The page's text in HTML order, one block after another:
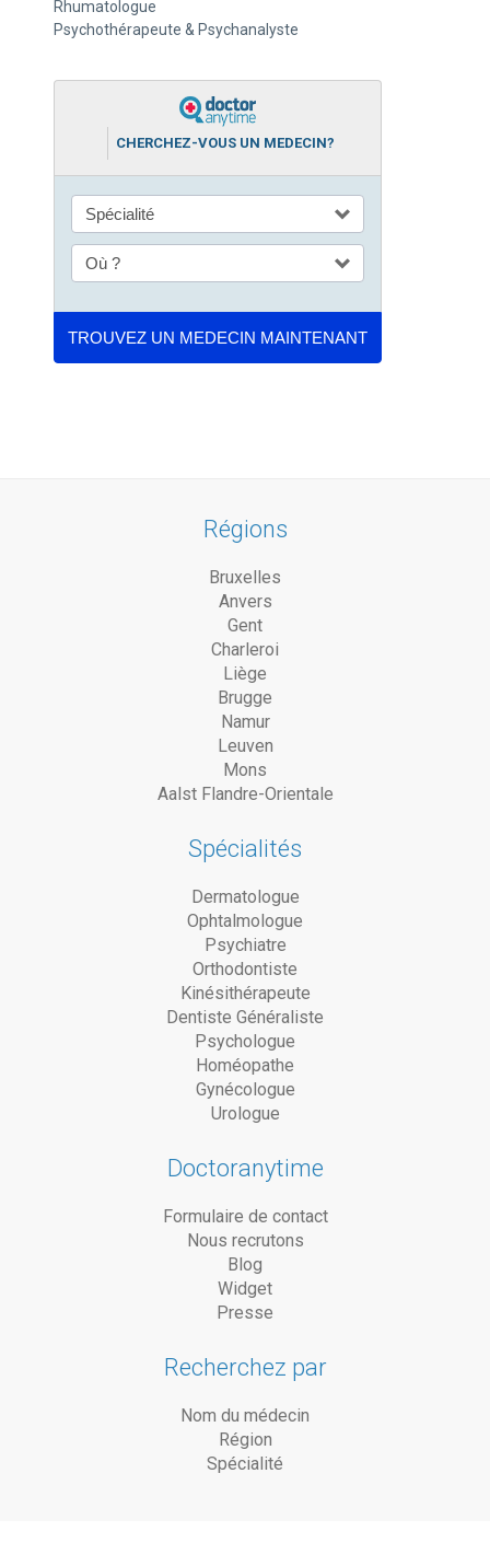
Rhumatologue
Psychothérapeute & Psychanalyste
CHERCHEZ-VOUS UN MEDECIN?
Régions
Bruxelles
Anvers
Gent
Charleroi
Liège
Brugge
Namur
Leuven
Mons
Aalst Flandre-Orientale
Spécialités
Dermatologue
Ophtalmologue
Psychiatre
Orthodontiste
Kinésithérapeute
Dentiste Généraliste
Psychologue
Homéopathe
Gynécologue
Urologue
Doctoranytime
Formulaire de contact
Nous recrutons
Blog
Widget
Presse
Recherchez par
Nom du médecin
Région
Spécialité